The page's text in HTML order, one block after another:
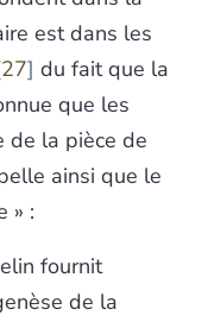
est dans les
27 du fait que la
que les
de la pièce de
ainsi que le
» :
fournit
de la